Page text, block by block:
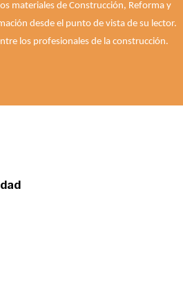
materiales de Construcción, Reforma y
desde el punto de vista de su lector.
los profesionales de la construcción.